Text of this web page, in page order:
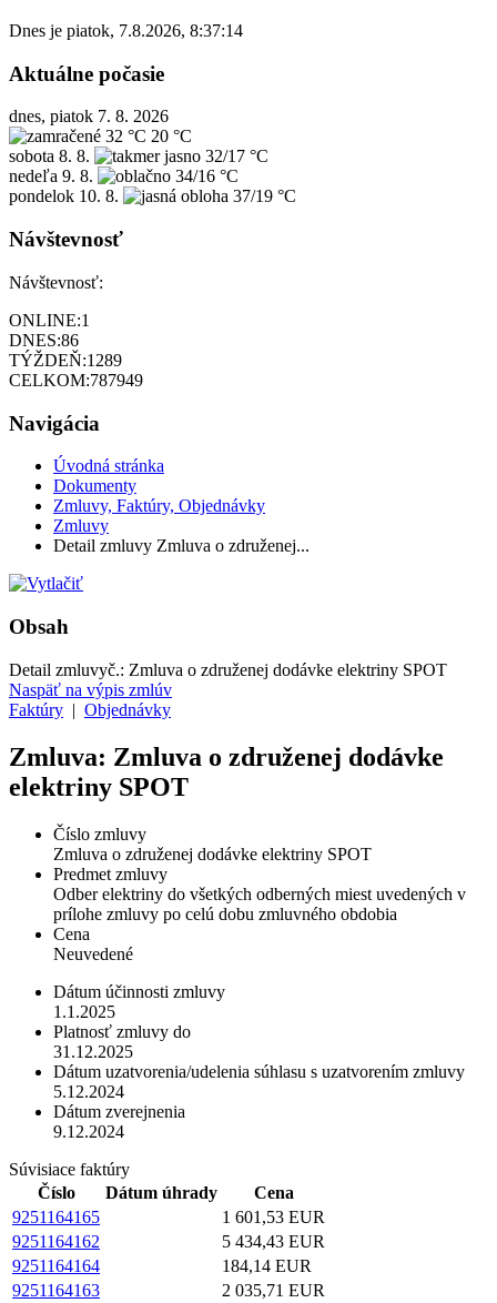
Dnes je piatok, 7.8.2026, 8:37:14
Aktuálne počasie
dnes, piatok 7. 8. 2026
32 °C 20 °C
sobota 8. 8.
32/17 °C
nedeľa 9. 8.
34/16 °C
pondelok 10. 8. 37/19 °C
Návštevnosť
Návštevnosť:
ONLINE:1
DNES:86
TÝŽDEŇ:1289
CELKOM:787949
Navigácia
Úvodná stránka
Dokumenty
Zmluvy, Faktúry, Objednávky
Zmluvy
Detail zmluvy Zmluva o združenej...
Obsah
Detail zmluvyč.: Zmluva o združenej dodávke elektriny SPOT
Naspäť na výpis zmlúv
Faktúry | Objednávky
Zmluva: Zmluva o združenej dodávke
elektriny SPOT
Číslo zmluvy
Zmluva o združenej dodávke elektriny SPOT
Predmet zmluvy
Odber elektriny do všetkých odberných miest uvedených v
prílohe zmluvy po celú dobu zmluvného obdobia
Cena
Neuvedené
Dátum účinnosti zmluvy
1.1.2025
Platnosť zmluvy do
31.12.2025
Dátum uzatvorenia/udelenia súhlasu s uzatvorením zmluvy
5.12.2024
Dátum zverejnenia
9.12.2024
Súvisiace faktúry
Číslo
Dátum úhrady
Cena
9251164165
1 601,53 EUR
9251164162
5 434,43 EUR
9251164164
184,14 EUR
9251164163
2 035,71 EUR